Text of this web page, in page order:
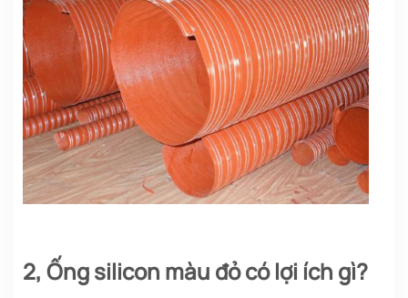
2, Ống silicon màu đỏ có lợi ích gì?